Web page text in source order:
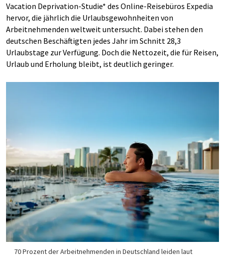
Vacation Deprivation-Studie* des Online-Reisebüros Expedia
hervor, die jährlich die Urlaubsgewohnheiten von
Arbeitnehmenden weltweit untersucht. Dabei stehen den
deutschen Beschäftigten jedes Jahr im Schnitt 28,3
Urlaubstage zur Verfügung. Doch die Nettozeit, die für Reisen,
Urlaub und Erholung bleibt, ist deutlich geringer.
70 Prozent der Arbeitnehmenden in Deutschland leiden laut